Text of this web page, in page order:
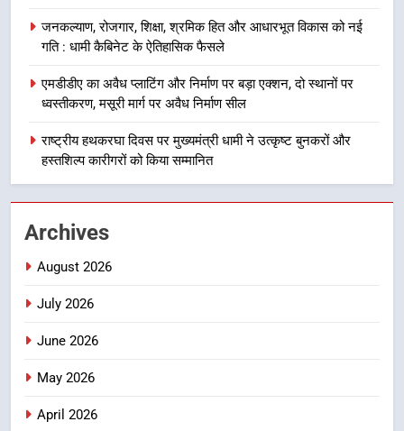
वाले महीनों में हजारों पदों पर की जाएगी
भर्ती
उत्तराखण्ड
दिल्ली-देहरादून आर्थिक कॉरिडोर से जुड़ी
का डीएम ने किया निरीक्षण; समयबद्ध एवं
गुणवत्तापूर्ण निर्माण सुनिश्चित करने के
निर्देश, सुरक्षा मानकों से कोई समझौता
नहींः डीएम
उत्तराखण्ड
2
जनकल्याण, रोजगार, शिक्षा, श्रमिक हित और आधारभूत विकास को नई
गति : धामी कैबिनेट के ऐतिहासिक फैसले
एमडीडीए का अवैध प्लाटिंग और निर्माण पर बड़ा एक्शन, दो स्थानों पर
ध्वस्तीकरण, मसूरी मार्ग पर अवैध निर्माण सील
राष्ट्रीय हथकरघा दिवस पर मुख्यमंत्री धामी ने उत्कृष्ट बुनकरों और
हस्तशिल्प कारीगरों को किया सम्मानित
Archives
August 2026
July 2026
June 2026
May 2026
April 2026